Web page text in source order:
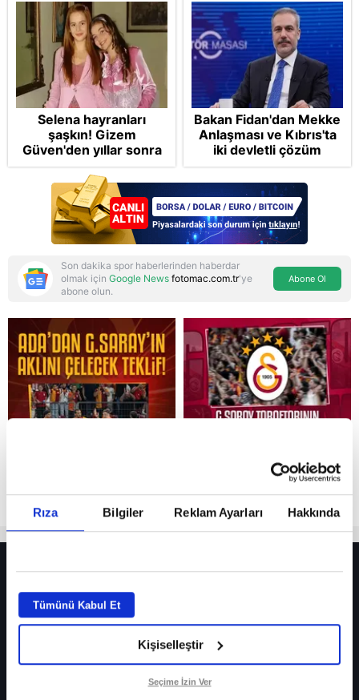
Rıza Bilgiler Reklam Ayarları Hakkında
Tümünü Kabul Et
Kişiselleştir
Seçime İzin Ver
Reddet
Selena hayranları
şaşkın! Gizem
Güven'den yıllar sonra
gelen Cansu Demirci
itirafı! "Konuşmuyoruz"
Bakan Fidan'dan Mekke
Anlaşması ve Kıbrıs'ta
iki devletli çözüm
mesajı: Bize
saldırmayan hiçbir ülke
hedefimizde değil
Son dakika spor haberlerinden haberdar
olmak için Google News fotomac.com.tr'ye
abone olun.
Abone Ol
Fenerbahçe’de sürpriz ayrılık ihtimali! Devre arasında gelmişti
Fenerbahçe’nin yeni transferi Mason Greenwood için olay sözler!
Galatasaray’da rota yeniden Thiago Almada!